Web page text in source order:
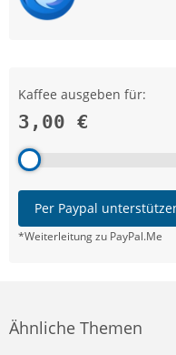
Kaffee ausgeben für:
3,00 €
Per Paypal
*Weiterleitung zu PayPal.Me
Ähnliche Themen